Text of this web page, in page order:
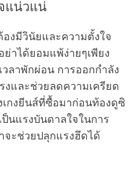
แน่วแน่
งมีวินัยและความตั้งใจ
าได้ยอมแพ้ง่ายๆเพียง
วลาพักผ่อน การออกกำลัง
และช่วยลดความเครียด
กงยีนส์ที่ซื้อมาก่อนท้องดูซิ
นแรงบันดาลใจในการ
จะช่วยปลุกแรงฮึดได้